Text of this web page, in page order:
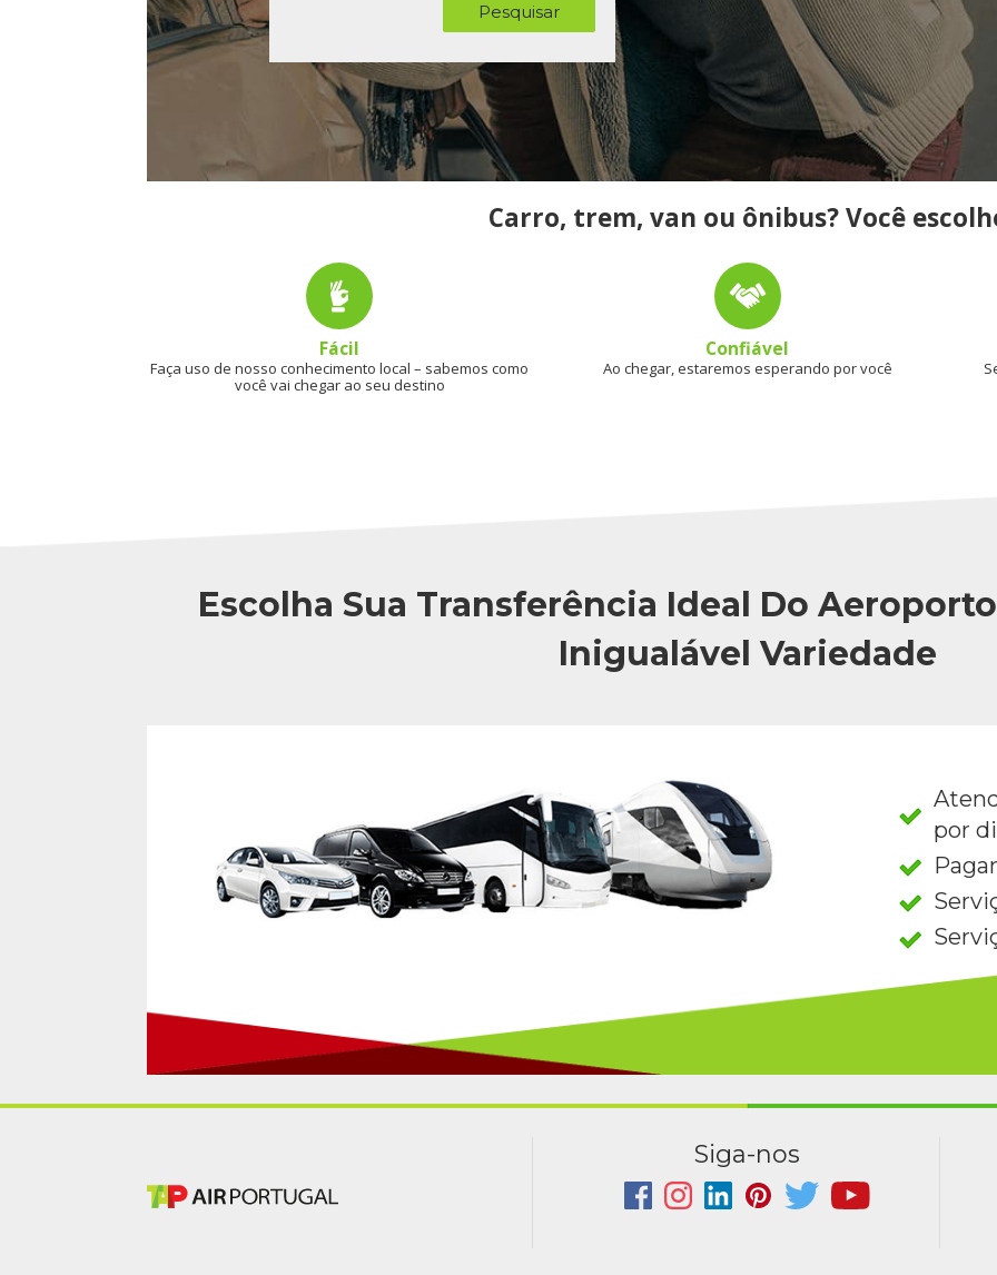
Pesquisar
Carro, trem, van ou ônibus? Você
Fácil
Faça uso de nosso conhecimento local – sabemos como
você vai chegar ao seu destino
Confiável
Ao chegar, estaremos esperando por você
Escolha Sua Transferência Ideal Do
Inigualável Variedade
por
Siga-nos